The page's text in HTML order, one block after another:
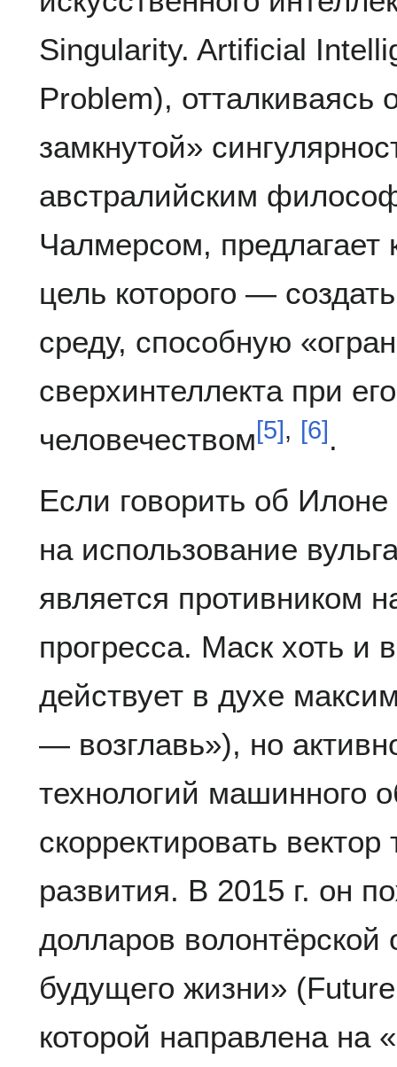
Singularity. Artificial
Problem), отталкиваясь
замкнутой»
австралийским
Чалмерсом, предлагает
цель которого —
среду, способную
сверхинтеллекта при
человечеством[5], [6] .
Если говорить об
на использование
является противником
прогресса. Маск хоть и
действует в духе
— возглавь»), но
технологий машинного
скорректировать вектор
развития. В 2015 г. он
долларов волонтёрской
будущего жизни»
которой направлена на